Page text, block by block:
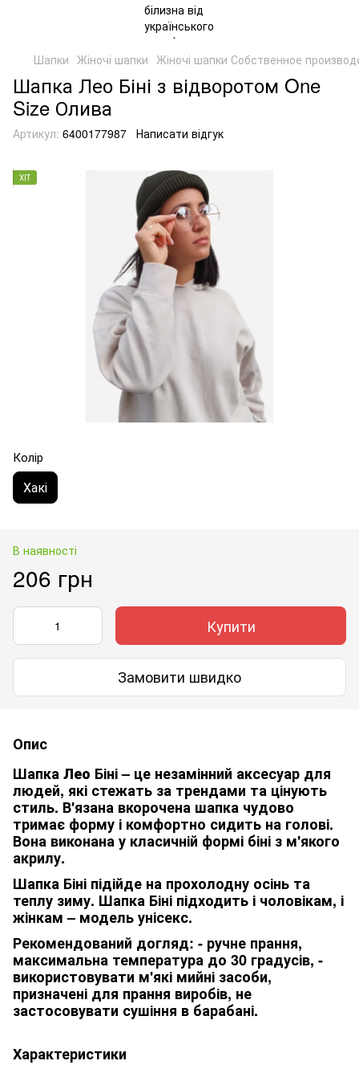
Шапки Жіночі шапки Жіночі шапки Собственное
Шапка Лео Біні з відворотом One
Size Олива
Артикул: 6400177987 Написати відгук
ХІТ
Колір
Хакі
В наявності
206 грн
Купити
Замовити швидко
Опис
ШапкаЛео Біні – це незамінний аксесуар для
людей, які стежать за трендами та цінують
стиль. В'язана вкорочена шапка чудово
тримає форму і комфортно сидить на голові.
Вона виконана у класичній формі біні з м'якого
акрилу.
Шапка Біні підійде на прохолодну осінь та
теплу зиму. Шапка Біні підходить і чоловікам, і
жінкам – модель унісекс.
Рекомендований догляд: - ручне прання,
максимальна температура до 30 градусів, -
використовувати м'які мийні засоби,
призначені для прання виробів, не
застосовувати сушіння в барабані.
Характеристики